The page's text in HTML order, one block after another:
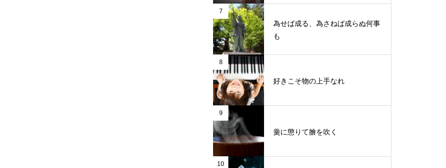
7
為せば成る、為さねば成らぬ何事
も
8
好きこそ物の上手なれ
9
羹に懲りて膾を吹く
10